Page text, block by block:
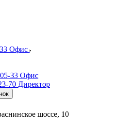
Офис
33 Офис
70 Директор
шоссе, 10